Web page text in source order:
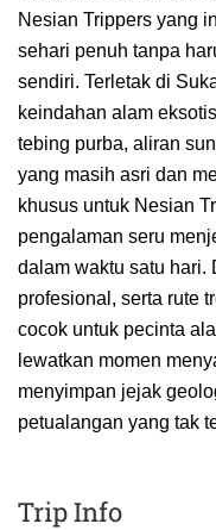
Nesian Trippers yang
sehari penuh tanpa
sendiri. Terletak di
keindahan alam
tebing purba, aliran
yang masih asri dan
khusus untuk Nesian
pengalaman seru
dalam waktu satu hari.
profesional, serta rute
cocok untuk pecinta
lewatkan momen
menyimpan jejak
petualangan yang tak
Trip Info